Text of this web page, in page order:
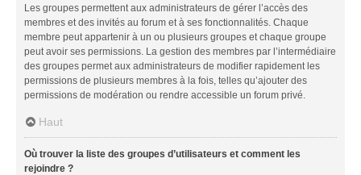
Les groupes permettent aux administrateurs de gérer l’accès des
membres et des invités au forum et à ses fonctionnalités. Chaque
membre peut appartenir à un ou plusieurs groupes et chaque groupe
peut avoir ses permissions. La gestion des membres par l’intermédiaire
des groupes permet aux administrateurs de modifier rapidement les
permissions de plusieurs membres à la fois, telles qu’ajouter des
permissions de modération ou rendre accessible un forum privé.
Haut
Où trouver la liste des groupes d’utilisateurs et comment les
rejoindre ?